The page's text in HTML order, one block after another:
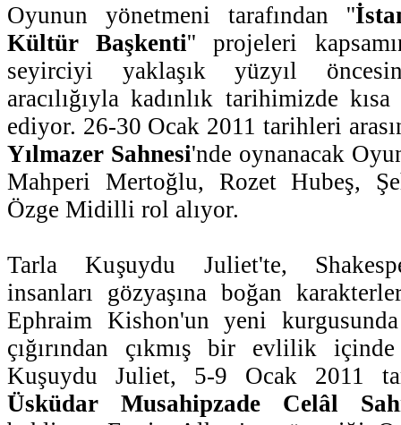
Oyunun yönetmeni tarafından ''
Kültür Başkenti'' projeleri
seyirciyi yaklaşık yüzyıl
aracılığıyla kadınlık tarihimizde
ediyor. 26-30 Ocak 2011 tarihleri
Yılmazer Sahnesi'nde oynanacak
Mahperi Mertoğlu, Rozet Hubeş,
Özge Midilli rol alıyor.
Tarla Kuşuydu Juliet'te,
insanları gözyaşına boğan
Ephraim Kishon'un yeni
çığırından çıkmış bir evlilik
Kuşuydu Juliet, 5-9 Ocak 2011
Üsküdar Musahipzade Celâl